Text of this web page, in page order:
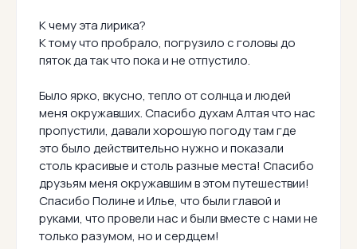
К чему эта лирика?
К тому что пробрало, погрузило с головы до
пяток да так что пока и не отпустило.
Было ярко, вкусно, тепло от солнца и людей
меня окружавших. Спасибо духам Алтая что нас
пропустили, давали хорошую погоду там где
это было действительно нужно и показали
столь красивые и столь разные места! Спасибо
друзьям меня окружавшим в этом путешествии!
Спасибо Полине и Илье, что были главой и
руками, что провели нас и были вместе с нами не
только разумом, но и сердцем!